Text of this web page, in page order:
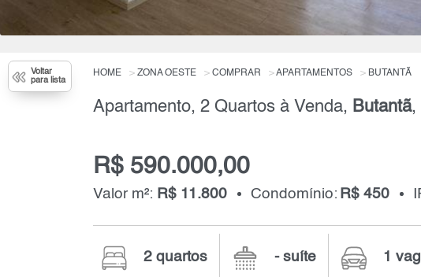
Voltar
para lista
HOME ZONA OESTE COMPRAR APARTAMENTOS BUTANTÃ
Apartamento, 2 Quartos à Venda, Butantã,
R$ 590.000,00
Valor m²: R$ 11.800 Condomínio: R$ 450
2 quartos - suíte 1